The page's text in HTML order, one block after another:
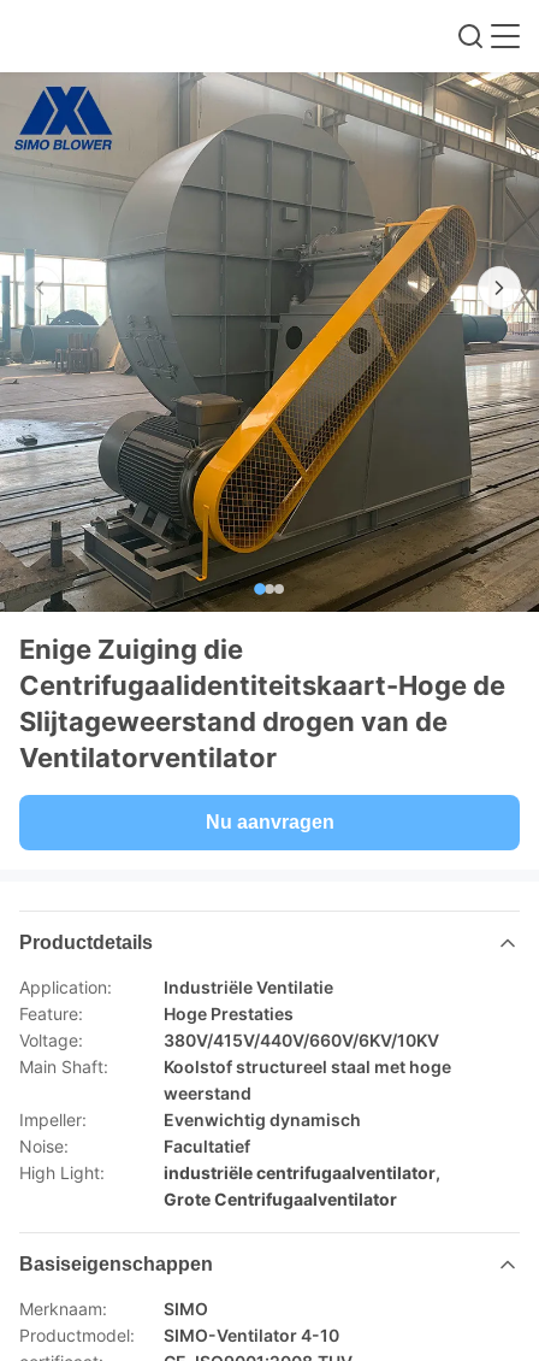
Enige Zuiging die
Centrifugaalidentiteitskaart-Hoge de
Slijtageweerstand drogen van de
Ventilatorventilator
Nu aanvragen
Productdetails
Application:
Industriële Ventilatie
Feature:
Hoge Prestaties
Voltage:
380V/415V/440V/660V/6KV/10KV
Main Shaft:
Koolstof structureel staal met hoge
weerstand
Impeller:
Evenwichtig dynamisch
Noise:
Facultatief
High Light:
industriële centrifugaalventilator,
Grote Centrifugaalventilator
Basiseigenschappen
Merknaam:
SIMO
Productmodel:
SIMO-Ventilator 4-10